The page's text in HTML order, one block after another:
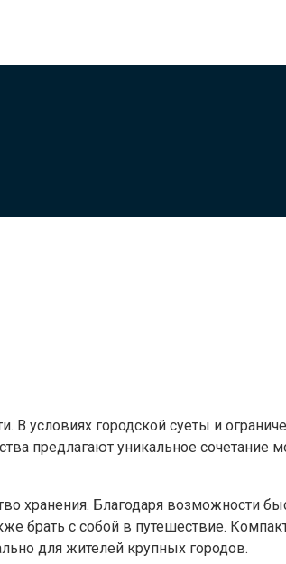
условиях городской суеты и
предлагают уникальное сочетание
хранения. Благодаря возможности
брать с собой в путешествие.
для жителей крупных городов.